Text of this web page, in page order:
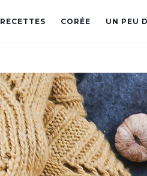
RECETTES CORÉE UN PEU